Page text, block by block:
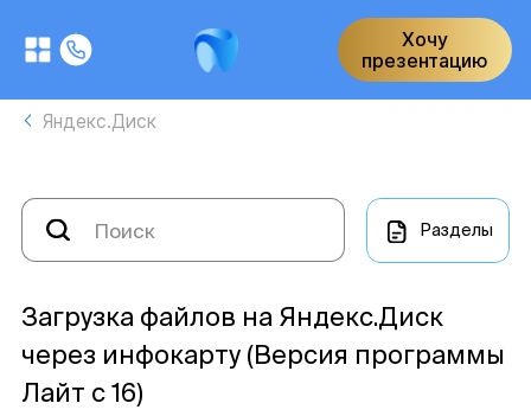
Хочу
презентацию
Яндекс.Диск
Разделы
Загрузка файлов на Яндекс.Диск
через инфокарту (Версия программы
Лайт с 16)